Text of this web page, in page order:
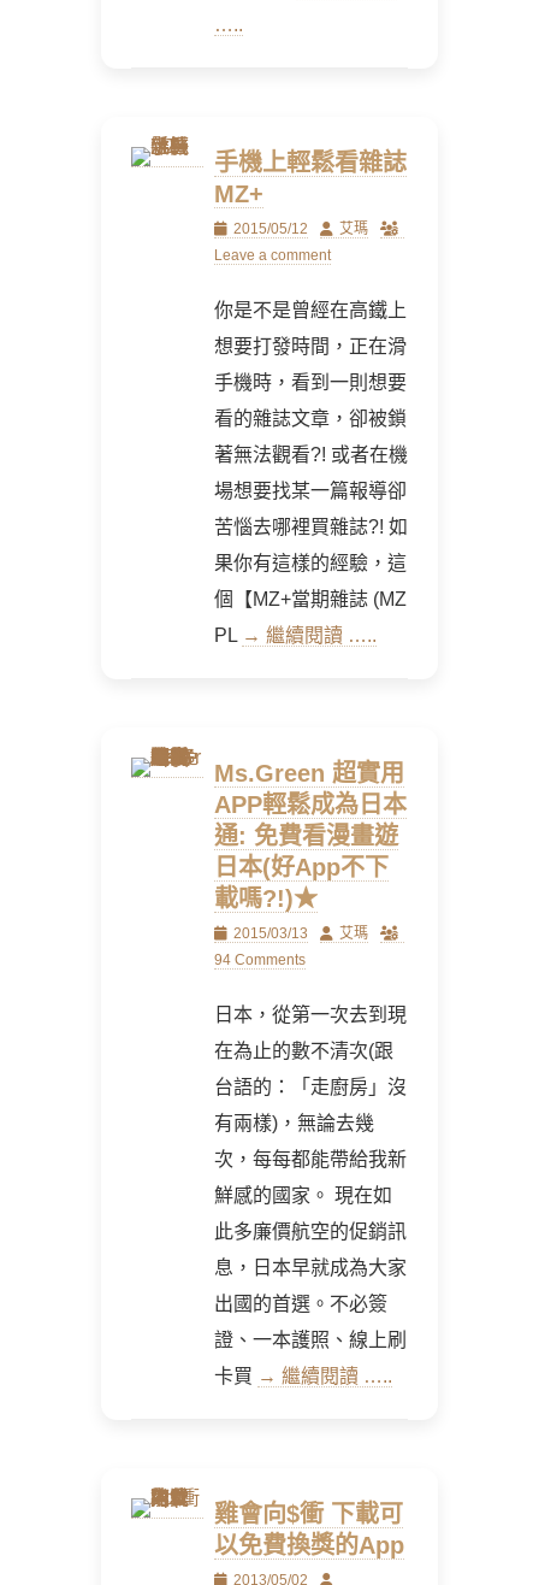
…..
手機上輕鬆看雜誌
MZ+
Posted
on
2015/05/12 Author
艾瑪
Leave a comment
你是不是曾經在高鐵上
想要打發時間，正在滑
手機時，看到一則想要
看的雜誌文章，卻被鎖
著無法觀看?! 或者在機
場想要找某一篇報導卻
苦惱去哪裡買雜誌?! 如
果你有這樣的經驗，這
個【MZ+當期雜誌 (MZ
PL → 繼續閱讀 …..
Ms.Green 超實用
APP輕鬆成為日本
通: 免費看漫畫遊
日本(好App不下
載嗎?!)★
Posted
on
2015/03/13 Author
艾瑪
94 Comments
日本，從第一次去到現
在為止的數不清次(跟
台語的：「走廚房」沒
有兩樣)，無論去幾
次，每每都能帶給我新
鮮感的國家。 現在如
此多廉價航空的促銷訊
息，日本早就成為大家
出國的首選。不必簽
證、一本護照、線上刷
卡買 → 繼續閱讀 …..
雞會向$衝 下載可
以免費換獎的App
Posted2013/05/02 Author